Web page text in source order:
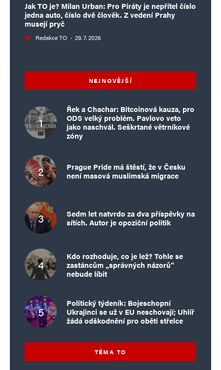
Jak TO je? Milan Urban: Pro Piráty je nepřítel číslo
jedna auto, číslo dvě člověk. Z vedení Prahy
musejí pryč
Redakce TO · 29. 7. 2026
NEJNOVĚJŠÍ
Řek a Chachar: Bitcoinová kauza, pro
ODS velký problém. Pavlovo veto
jako naschvál. Seškrtané větrníkové
zóny
Prague Pride má štěstí, že v Česku
není masová muslimská migrace
Sedm let natvrdo za dva příspěvky na
sítích. Autor je opoziční politik
Kdo rozhoduje, co je lež? Tohle se
zastáncům „správných názorů“
nebude líbit
Politický týdeník: Bojeschopní
Ukrajinci se už v EU neschovají; Uhlíř
žádá odškodnění pro oběti střelce
TÉMA TO